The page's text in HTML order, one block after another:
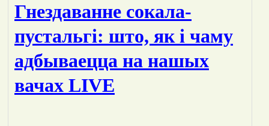
Гнездаванне сокала-
пустальгі: што, як і чаму
адбываецца на нашых
вачах LIVE